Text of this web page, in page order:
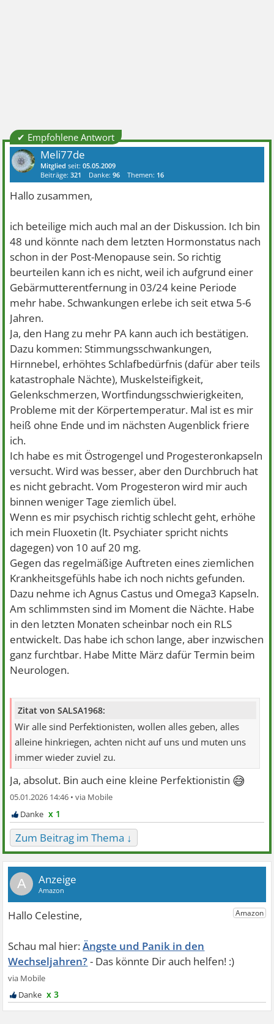
✔ Empfohlene Antwort
Meli77de
Mitglied seit:05.05.2009
Beiträge:321 Danke:96 Themen: 16
Hallo zusammen,
ich beteilige mich auch mal an der Diskussion. Ich bin
48 und könnte nach dem letzten Hormonstatus nach
schon in der Post-Menopause sein. So richtig
beurteilen kann ich es nicht, weil ich aufgrund einer
Gebärmutterentfernung in 03/24 keine Periode
mehr habe. Schwankungen erlebe ich seit etwa 5-6
Jahren.
Ja, den Hang zu mehr PA kann auch ich bestätigen.
Dazu kommen: Stimmungsschwankungen,
Hirnnebel, erhöhtes Schlafbedürfnis (dafür aber teils
katastrophale Nächte), Muskelsteifigkeit,
Gelenkschmerzen, Wortfindungsschwierigkeiten,
Probleme mit der Körpertemperatur. Mal ist es mir
heiß ohne Ende und im nächsten Augenblick friere
ich.
Ich habe es mit Östrogengel und Progesteronkapseln
versucht. Wird was besser, aber den Durchbruch hat
es nicht gebracht. Vom Progesteron wird mir auch
binnen weniger Tage ziemlich übel.
Wenn es mir psychisch richtig schlecht geht, erhöhe
ich mein Fluoxetin (lt. Psychiater spricht nichts
dagegen) von 10 auf 20 mg.
Gegen das regelmäßige Auftreten eines ziemlichen
Krankheitsgefühls habe ich noch nichts gefunden.
Dazu nehme ich Agnus Castus und Omega3 Kapseln.
Am schlimmsten sind im Moment die Nächte. Habe
in den letzten Monaten scheinbar noch ein RLS
entwickelt. Das habe ich schon lange, aber inzwischen
ganz furchtbar. Habe Mitte März dafür Termin beim
Neurologen.
Zitat von SALSA1968:
Wir alle sind Perfektionisten, wollen alles geben, alles
alleine hinkriegen, achten nicht auf uns und muten uns
immer wieder zuviel zu.
Ja, absolut. Bin auch eine kleine Perfektionistin 😅
05.01.2026 14:46 •
x 1
Zum Beitrag im Thema ↓
A
Ängste und Panik in den
Wechseljahren?
x 3